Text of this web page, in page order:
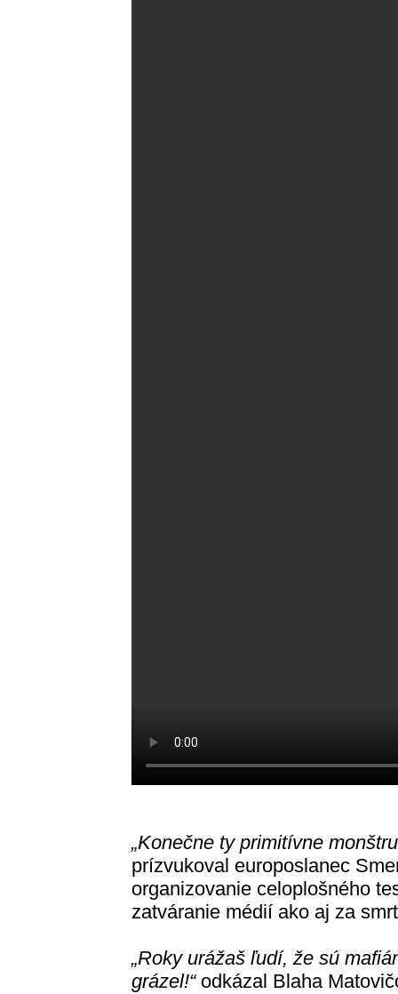
„Konečne ty primitívne
prízvukoval europoslanec
organizovanie celoplošného
zatváranie médií ako aj za
„Roky urážaš ľudí, že sú
grázel!“odkázal Blaha